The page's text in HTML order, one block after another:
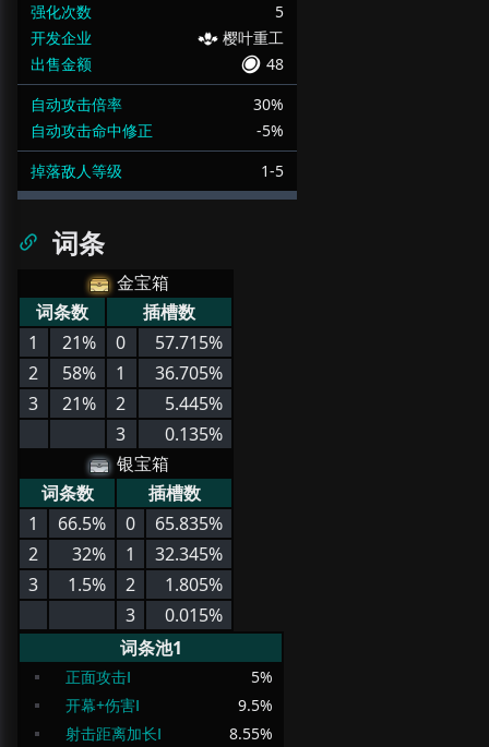
强化次数
5
开发企业
樱叶重工
出售金额
48
自动攻击倍率
30%
自动攻击命中修正
-5%
掉落敌人等级
1-5
词条
金宝箱
词条数
插槽数
1
21% 0
57.715%
2
58% 1
36.705%
3
21% 2
5.445%
3
0.135%
银宝箱
词条数
插槽数
1
66.5% 0
65.835%
2
32% 1
32.345%
3
1.5% 2
1.805%
3
0.015%
词条池1
正面攻击Ⅰ 5%
开幕+伤害Ⅰ
9.5%
射击距离加长Ⅰ
8.55%